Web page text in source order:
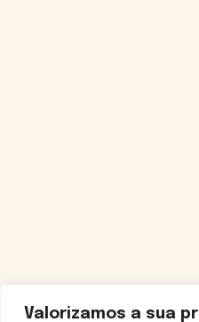
Valorizamos a sua